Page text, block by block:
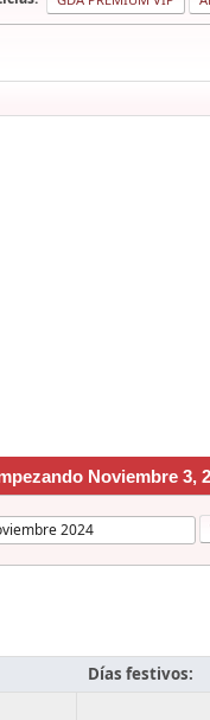
Noviembre 3,
Días festivos: